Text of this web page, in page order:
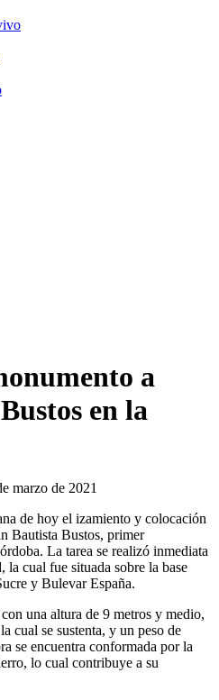
a
en la
marzo de 2021
de hoy el izamiento y colocación
Bautista Bustos, primer
La tarea se realizó inmediata
cual fue situada sobre la base
y Bulevar España.
una altura de 9 metros y medio,
cual se sustenta, y un peso de
se encuentra conformada por la
lo cual contribuye a su